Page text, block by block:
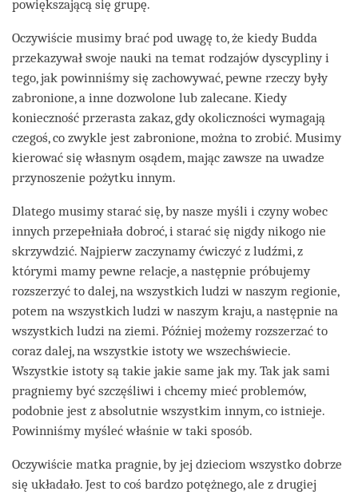
powiększającą się grupę.
Oczywiście musimy brać pod uwagę to, że kiedy Budda
przekazywał swoje nauki na temat rodzajów dyscypliny i
tego, jak powinniśmy się zachowywać, pewne rzeczy były
zabronione, a inne dozwolone lub zalecane. Kiedy
konieczność przerasta zakaz, gdy okoliczności wymagają
czegoś, co zwykle jest zabronione, można to zrobić. Musimy
kierować się własnym osądem, mając zawsze na uwadze
przynoszenie pożytku innym.
Dlatego musimy starać się, by nasze myśli i czyny wobec
innych przepełniała dobroć, i starać się nigdy nikogo nie
skrzywdzić. Najpierw zaczynamy ćwiczyć z ludźmi, z
którymi mamy pewne relacje, a następnie próbujemy
rozszerzyć to dalej, na wszystkich ludzi w naszym regionie,
potem na wszystkich ludzi w naszym kraju, a następnie na
wszystkich ludzi na ziemi. Później możemy rozszerzać to
coraz dalej, na wszystkie istoty we wszechświecie.
Wszystkie istoty są takie jakie same jak my. Tak jak sami
pragniemy być szczęśliwi i chcemy mieć problemów,
podobnie jest z absolutnie wszystkim innym, co istnieje.
Powinniśmy myśleć właśnie w taki sposób.
Oczywiście matka pragnie, by jej dzieciom wszystko dobrze
się układało. Jest to coś bardzo potężnego, ale z drugiej